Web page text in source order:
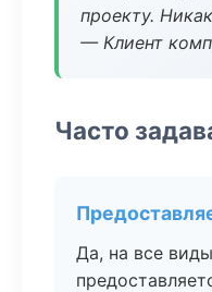
проекту.
— Клиент
Часто
Да, на все